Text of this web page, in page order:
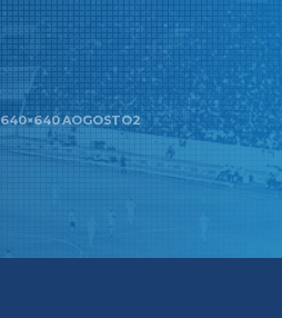
640×640 AOGOSTO2